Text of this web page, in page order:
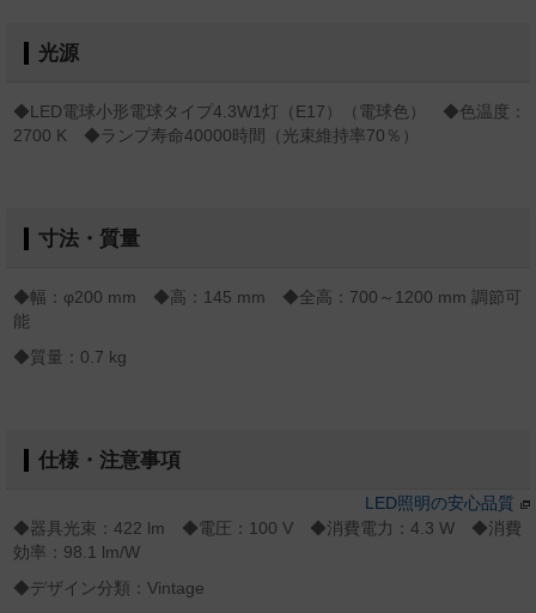
光源
◆LED電球小形電球タイプ4.3W1灯（E17）（電球色） ◆色温度：
2700 K ◆ランプ寿命40000時間（光束維持率70％）
寸法・質量
◆幅：φ200 mm ◆高：145 mm ◆全高：700～1200 mm 調節可
能
◆質量：0.7 kg
仕様・注意事項
LED照明の安心品質
◆器具光束：422 lm ◆電圧：100 V ◆消費電力：4.3 W ◆消費
効率：98.1 lm/W
◆デザイン分類：Vintage